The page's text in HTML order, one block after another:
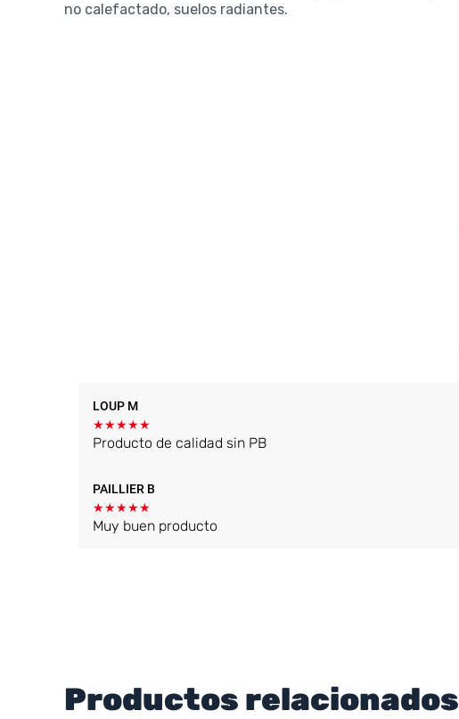
no calefactado, suelos radiantes.
LOUP M
★★★★★
Producto de calidad sin PB
PAILLIER B
★★★★★
Muy buen producto
Productos relacionados